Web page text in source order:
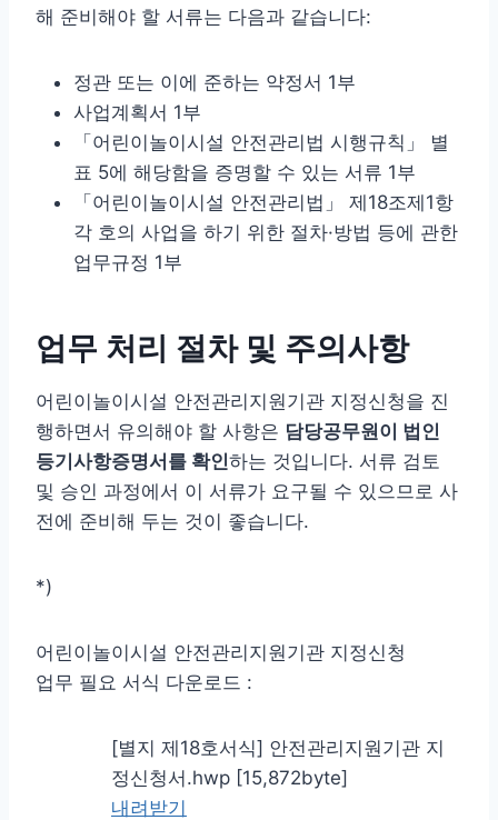
해 준비해야 할 서류는 다음과 같습니다:
정관 또는 이에 준하는 약정서 1부
사업계획서 1부
「어린이놀이시설 안전관리법 시행규칙」 별
표 5에 해당함을 증명할 수 있는 서류 1부
「어린이놀이시설 안전관리법」 제18조제1항
각 호의 사업을 하기 위한 절차·방법 등에 관한
업무규정 1부
업무 처리 절차 및 주의사항
어린이놀이시설 안전관리지원기관 지정신청을 진
행하면서 유의해야 할 사항은 담당공무원이 법인
등기사항증명서를 확인하는 것입니다. 서류 검토
및 승인 과정에서 이 서류가 요구될 수 있으므로 사
전에 준비해 두는 것이 좋습니다.
*)
어린이놀이시설 안전관리지원기관 지정신청
업무 필요 서식 다운로드 :
[별지 제18호서식] 안전관리지원기관 지
정신청서.hwp [15,872byte]
내려받기